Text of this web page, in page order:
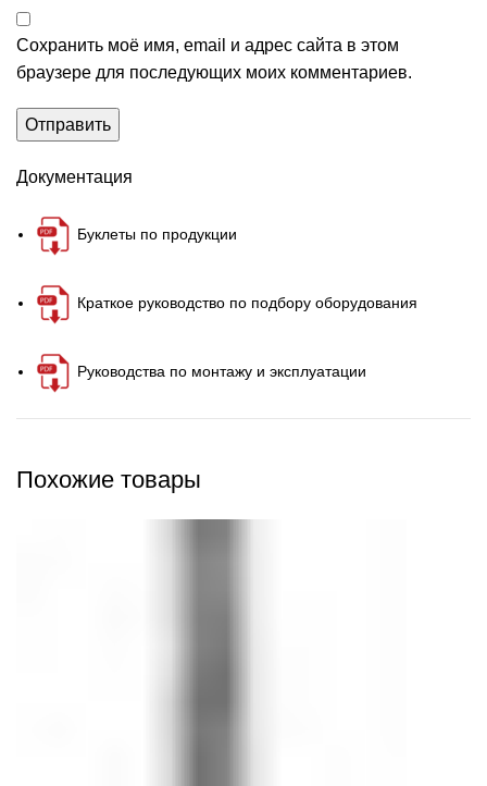
Сохранить моё имя, email и адрес сайта в этом
браузере для последующих моих комментариев.
Документация
Буклеты по продукции
Краткое руководство по подбору оборудования
Руководства по монтажу и эксплуатации
Похожие товары